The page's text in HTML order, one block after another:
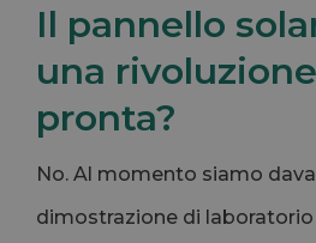
Il pannello
una
pronta?
No. Al momento siamo
dimostrazione di